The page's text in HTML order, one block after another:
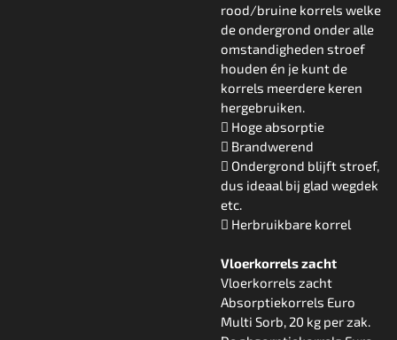
rood/bruine korrels welke
de ondergrond onder alle
omstandigheden stroef
houden én je kunt de
korrels meerdere keren
hergebruiken.
 Hoge absorptie
 Brandwerend
 Ondergrond blijft stroef,
dus ideaal bij glad wegdek
etc.
 Herbruikbare korrel
Vloerkorrels zacht
Vloerkorrels zacht
Absorptiekorrels Euro
Multi Sorb, 20 kg per zak.